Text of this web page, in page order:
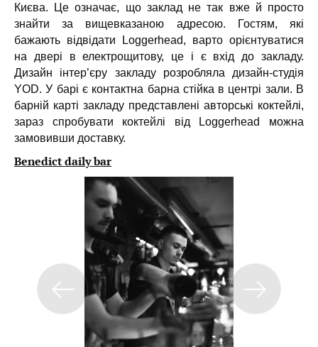
Києва. Це означає, що заклад не так вже й просто
знайти за вищевказаною адресою. Гостям, які
бажають відвідати Loggerhead, варто орієнтуватися
на двері в електрощитову, це і є вхід до закладу.
Дизайн інтер’єру закладу розробляла дизайн-студія
YOD. У барі є контактна барна стійка в центрі зали. В
барній карті закладу представлені авторські коктейлі,
зараз спробувати коктейлі від Loggerhead можна
замовивши доставку.
Benedict daily bar